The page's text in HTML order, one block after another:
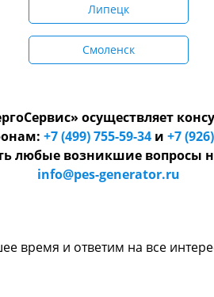
Липецк
Смоленск
осуществляет
+7 (499) 755-59-34 и +7
любые возникшие вопросы
info@pes-generator.ru
время и ответим на все